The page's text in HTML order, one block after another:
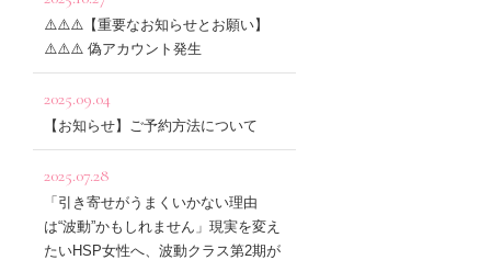
⚠️⚠️⚠️【重要なお知らせとお願い】
⚠️⚠️⚠️ 偽アカウント発生
2025.09.04
【お知らせ】ご予約方法について
2025.07.28
「引き寄せがうまくいかない理由
は“波動”かもしれません」現実を変え
たいHSP女性へ、波動クラス第2期が